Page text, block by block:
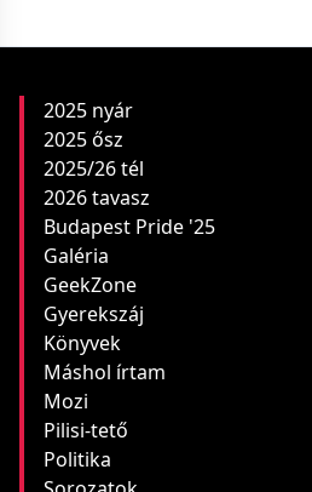
2025 nyár
2025 ősz
2025/26 tél
2026 tavasz
Budapest Pride '25
Galéria
GeekZone
Gyerekszáj
Könyvek
Máshol írtam
Mozi
Pilisi-tető
Politika